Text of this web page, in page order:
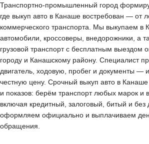
Транспортно-промышленный город
где выкуп авто в Канаше востребован — от
коммерческого транспорта. Мы выкупаем в
автомобили, кроссоверы, внедорожники, а
грузовой транспорт с бесплатным выездом
городу и Канашскому району. Специалист
двигатель, ходовую, пробег и документы —
честную цену. Срочный выкуп авто в
и показов: берём транспорт любых марок и
включая кредитный, залоговый, битый и без
оформляем официально и выплачиваем
обращения.